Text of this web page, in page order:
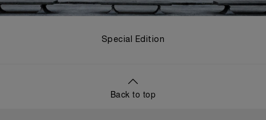
Special Edition
Back to top